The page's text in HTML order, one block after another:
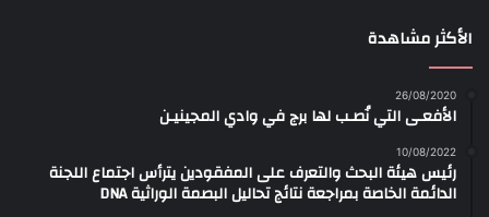
الأكثر مشاهدة
26/08/2020
الأفعـى التي نُصـب لها برج في وادي المجينيـن
10/08/2022
رئيس هيئة البحث والتعرف على المفقودين يترأس اجتماع اللجنة
الدائمة الخاصة بمراجعة نتائج تحاليل البصمة الوراثية DNA